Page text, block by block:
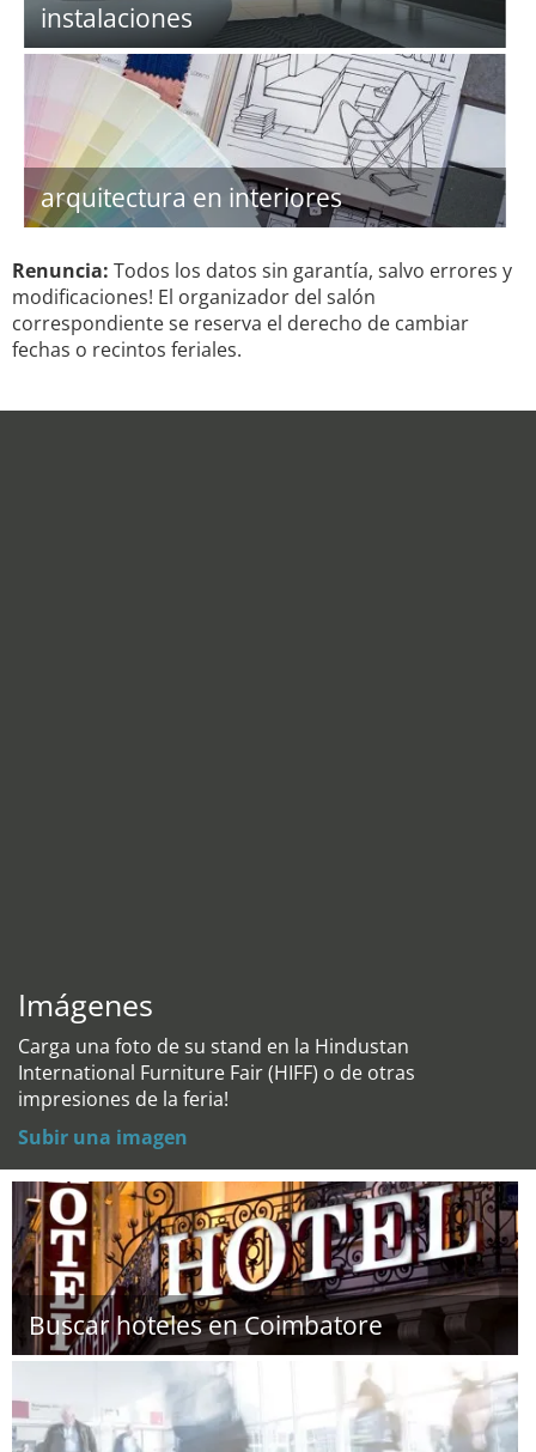
instalaciones
arquitectura en interiores
Renuncia: Todos los datos sin garantía, salvo errores y
modificaciones! El organizador del salón
correspondiente se reserva el derecho de cambiar
fechas o recintos feriales.
Imágenes
Carga una foto de su stand en la Hindustan
International Furniture Fair (HIFF) o de otras
impresiones de la feria!
Subir una imagen
Buscar hoteles en Coimbatore